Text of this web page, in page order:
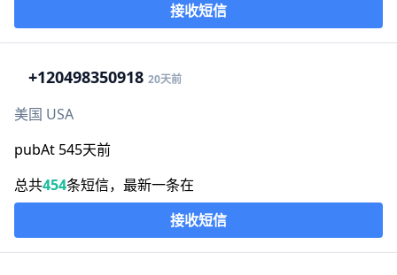
接收短信
+120498350918 20天前
美国 USA
pubAt 545天前
总共454条短信，最新一条在
接收短信